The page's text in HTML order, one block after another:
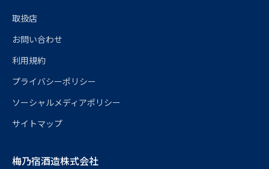
取扱店
お問い合わせ
利用規約
プライバシーポリシー
ソーシャルメディアポリシー
サイトマップ
梅乃宿酒造株式会社